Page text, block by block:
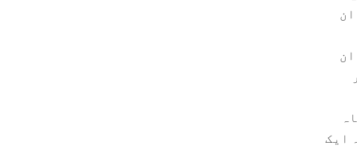
ایک